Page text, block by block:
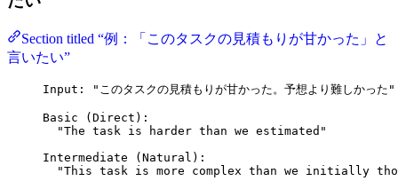
Section titled “例：「このタスクの見積もりが甘かった」と
言いたい”
Input: "このタスクの見積もりが甘かった。予想より難しかった"
Basic (Direct):
"The task is harder than we estimated"
Intermediate (Natural):
"This task is more complex than we initially